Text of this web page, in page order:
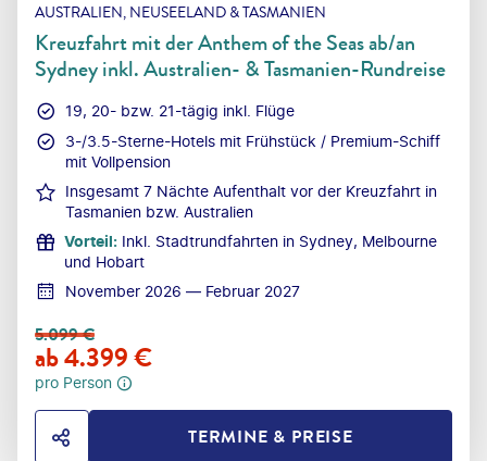
AUSTRALIEN, NEUSEELAND & TASMANIEN
Kreuzfahrt mit der Anthem of the Seas ab/an
Sydney inkl. Australien- & Tasmanien-Rundreise
19, 20- bzw. 21-tägig inkl. Flüge
3-/3.5-Sterne-Hotels mit Frühstück / Premium-Schiff
mit Vollpension
Insgesamt 7 Nächte Aufenthalt vor der Kreuzfahrt in
Tasmanien bzw. Australien
Vorteil: Inkl. Stadtrundfahrten in Sydney, Melbourne
und Hobart
November 2026 — Februar 2027
5.099€
ab4.399€
pro Person
HOTEL TEILENTERMINE & PREISE